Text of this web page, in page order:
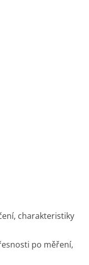
charakteristiky
po měření,